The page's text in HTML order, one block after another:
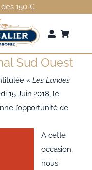
150 €
Sud Ouest
« Les Landes
15 Juin 2018, le
l’opportunité de
A cette
occasion,
nous